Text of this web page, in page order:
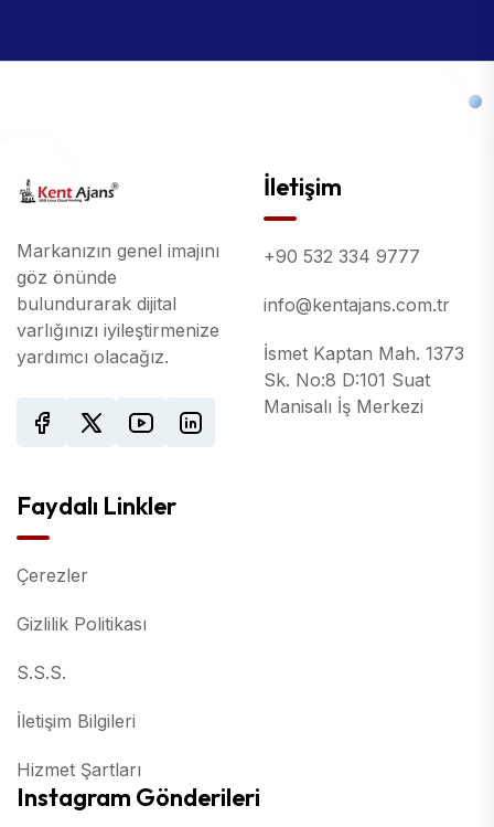
Markanızın genel imajını
göz önünde
bulundurarak dijital
varlığınızı iyileştirmenize
yardımcı olacağız.
İletişim
+90 532 334 9777
info@kentajans.com.tr
İsmet Kaptan Mah. 1373
Sk. No:8 D:101 Suat
Manisalı İş Merkezi
Faydalı Linkler
Çerezler
Gizlilik Politikası
S.S.S.
İletişim Bilgileri
Hizmet Şartları
Instagram Gönderileri